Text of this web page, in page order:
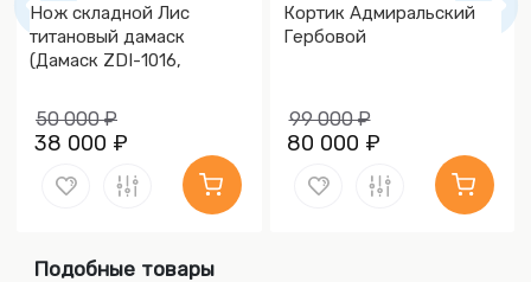
Нож складной Лис
титановый дамаск
(Дамаск ZDI-1016,
50 000 ₽
38 000 ₽
Кортик Адмиральский
Гербовой
99 000 ₽
80 000 ₽
Подобные товары